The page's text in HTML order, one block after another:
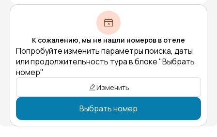
К сожалению, мы не нашли номеров в отеле
Попробуйте изменить параметры поиска, даты
или продолжительность тура в блоке "Выбрать
номер"
Изменить
Выбрать номер